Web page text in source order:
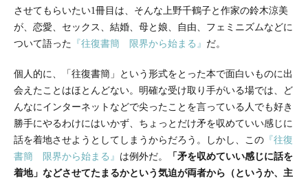
させてもらいたい1冊目は、そんな上野千鶴子と作家の鈴木涼美
が、恋愛、セックス、結婚、母と娘、自由、フェミニズムなどに
ついて語った 『往復書簡 限界から始まる』 だ。
個人的に、「往復書簡」という形式をとった本で面白いものに出
会えたことはほとんどない。明確な受け取り手がいる場では、ど
んなにインターネットなどで尖ったことを言っている人でも好き
勝手にやるわけにはいかず、ちょっとだけ矛を収めていい感じに
話を着地させようとしてしまうからだろう。しかし、この 『往復
書簡 限界から始まる』 は例外だ。
「矛を収めていい感じに話を
着地」などさせてたまるかという気迫が両者から（というか、主